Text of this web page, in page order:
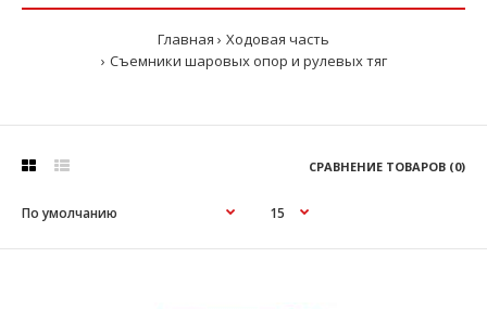
Главная
Ходовая часть
Съемники шаровых опор и рулевых тяг
СРАВНЕНИЕ ТОВАРОВ (0)